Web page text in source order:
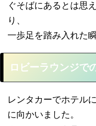
ぐそばにあるとは思
り、
一歩足を踏み入れた
ロビーラウンジで
レンタカーでホテル
に向かいました。